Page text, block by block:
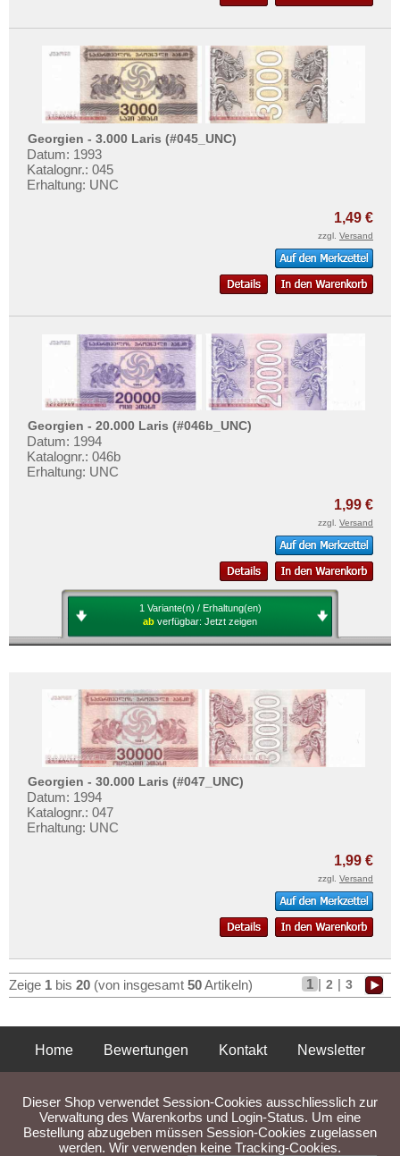
Georgien - 3.000 Laris (#045_UNC)
Datum: 1993
Katalognr.: 045
Erhaltung: UNC
1,49 €
zzgl. Versand
Georgien - 20.000 Laris (#046b_UNC)
Datum: 1994
Katalognr.: 046b
Erhaltung: UNC
1,99 €
zzgl. Versand
1 Variante(n) / Erhaltung(en)
ab verfügbar: Jetzt zeigen
Georgien - 30.000 Laris (#047_UNC)
Datum: 1994
Katalognr.: 047
Erhaltung: UNC
1,99 €
zzgl. Versand
Zeige 1 bis 20 (von insgesamt 50Artikeln) 1 | 2 | 3
Home Bewertungen Kontakt
Newsletter
Liefer- und Versandkosten
Dieser Shop verwendet Session-Cookies ausschliesslich zur
Verwaltung des Warenkorbs und Login-Status. Um eine
Bestellung abzugeben müssen Session-Cookies zugelassen
werden. Wir verwenden keine Tracking-Cookies.